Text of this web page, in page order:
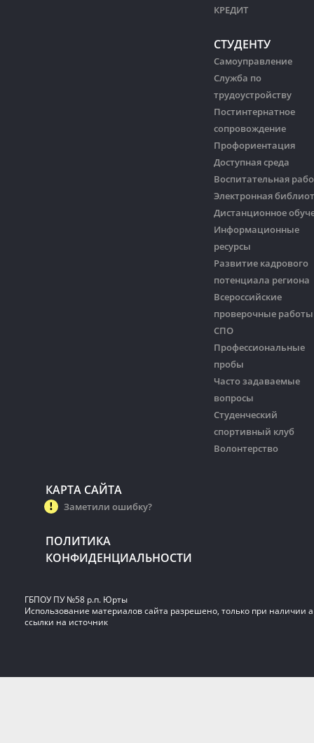
КРЕДИТ
СТУДЕНТУ
Самоуправление
Служба по
трудоустройству
Постинтернатное
сопровождение
Профориентация
Доступная среда
Воспитательная
Электронная
Дистанционное
Информационные
ресурсы
Развитие кадрового
потенциала региона
Всероссийские
проверочные работы
СПО
Профессиональные
пробы
Часто задаваемые
вопросы
Студенческий
спортивный клуб
Волонтерство
КАРТА САЙТА
Заметили ошибку?
ПОЛИТИКА
КОНФИДЕНЦИАЛЬНОСТИ
ГБПОУ ПУ №58 р.п. Юрты
Использование материалов сайта разрешено, только при наличии
ссылки на источник